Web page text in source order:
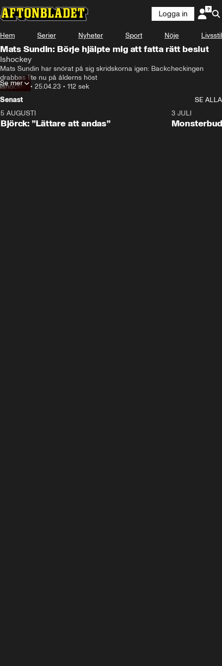
Logga in
Hem Serier Nyheter Sport Nöje Livsstil
Mats Sundin: Börje hjälpte mig att fatta rätt beslut
Ishockey
Mats Sundin har snörat på sig skridskorna igen: Backcheckingen
drabbas lite nu på ålderns höst
Ishockey• 25.04.23 • 112 sek
Se mer
Senast
SE ALLA
5 AUGUSTI
Björck: ”Lättare att andas”
3 JULI